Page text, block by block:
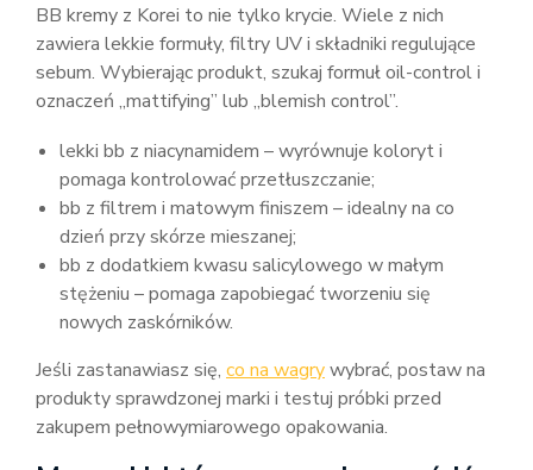
BB kremy z Korei to nie tylko krycie. Wiele z nich
zawiera lekkie formuły, filtry UV i składniki regulujące
sebum. Wybierając produkt, szukaj formuł oil-control i
oznaczeń „mattifying” lub „blemish control”.
lekki bb z niacynamidem – wyrównuje koloryt i
pomaga kontrolować przetłuszczanie;
bb z filtrem i matowym finiszem – idealny na co
dzień przy skórze mieszanej;
bb z dodatkiem kwasu salicylowego w małym
stężeniu – pomaga zapobiegać tworzeniu się
nowych zaskórników.
Jeśli zastanawiasz się, co na wagrywybrać, postaw na
produkty sprawdzonej marki i testuj próbki przed
zakupem pełnowymiarowego opakowania.